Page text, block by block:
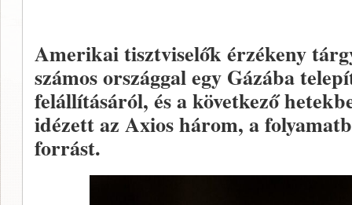
Amerikai tisztviselők érzékeny
számos országgal egy Gázába
felállításáról, és a következő
idézett az Axios három, a
forrást.